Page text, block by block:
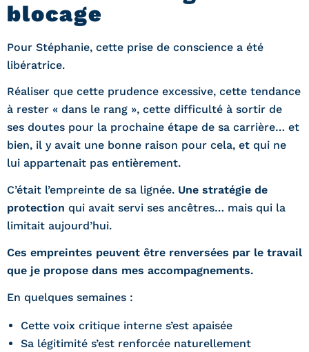
blocage
Pour Stéphanie, cette prise de conscience a été
libératrice.
Réaliser que cette prudence excessive, cette tendance
à rester « dans le rang », cette difficulté à sortir de
ses doutes pour la prochaine étape de sa carrière… et
bien, il y avait une bonne raison pour cela, et qui ne
lui appartenait pas entièrement.
C’était l’empreinte de sa lignée. Une stratégie de
protection qui avait servi ses ancêtres… mais qui la
limitait aujourd’hui.
Ces empreintes peuvent être renversées par le travail
que je propose dans mes accompagnements.
En quelques semaines :
Cette voix critique interne s’est apaisée
Sa légitimité s’est renforcée naturellement